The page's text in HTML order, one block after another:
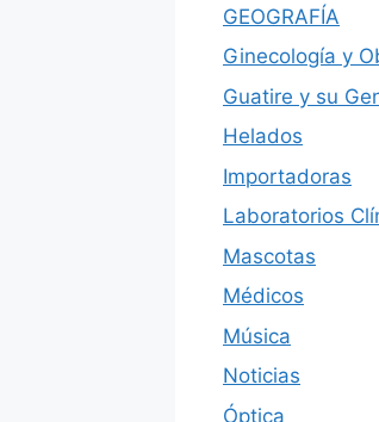
GEOGRAFÍA
Ginecología y
Guatire y su
Helados
Importadoras
Laboratorios
Mascotas
Médicos
Música
Noticias
Óptica